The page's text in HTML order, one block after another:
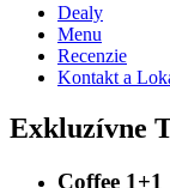
Dealy
Menu
Recenzie
Kontakt a
Exkluzívne
Coffee 1+1